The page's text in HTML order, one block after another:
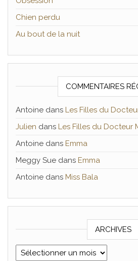
Chien perdu
Au bout de la nuit
COMMENTAIRES
Antoine dans Les Filles du
Julien dans Les Filles du Docteur
Antoine dans Emma
Meggy Sue dans Emma
Antoine dans Miss Bala
ARCHIVES
Archives